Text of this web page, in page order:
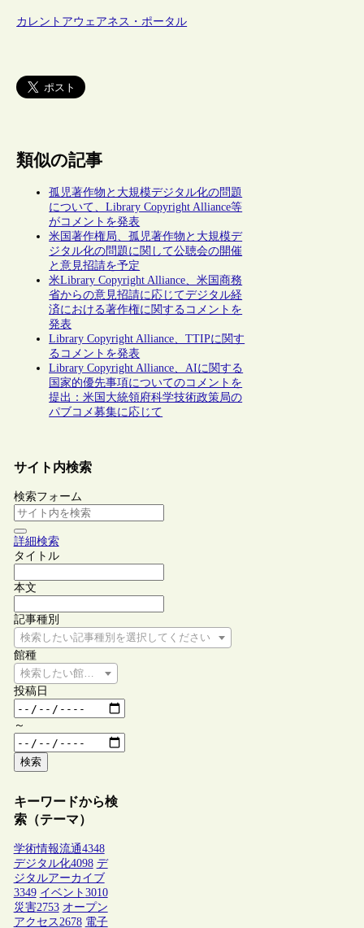
カレントアウェアネス・ポータル
類似の記事
孤児著作物と大規模デジタル化の問題
について、Library Copyright Alliance等
がコメントを発表
米国著作権局、孤児著作物と大規模デ
ジタル化の問題に関して公聴会の開催
と意見招請を予定
米Library Copyright Alliance、米国商務
省からの意見招請に応じてデジタル経
済における著作権に関するコメントを
発表
Library Copyright Alliance、TTIPに関す
るコメントを発表
Library Copyright Alliance、AIに関する
国家的優先事項についてのコメントを
提出：米国大統領府科学技術政策局の
パブコメ募集に応じて
サイト内検索
検索フォーム
詳細検索
タイトル
本文
記事種別
検索したい記事種別を選択してください
館種
検索したい館種を選択してください
投稿日
～
検索
キーワードから検
索（テーマ）
学術情報流通4348
デジタル化4098 デ
ジタルアーカイブ
3349 イベント 3010
災害2753 オープン
アクセス2678 電子